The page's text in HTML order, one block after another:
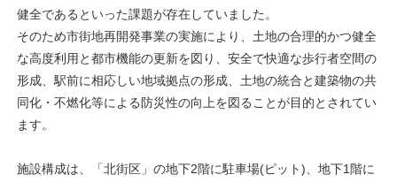
健全であるといった課題が存在していました。
そのため市街地再開発事業の実施により、土地の合理的かつ健全
な高度利用と都市機能の更新を図り、安全で快適な歩行者空間の
形成、駅前に相応しい地域拠点の形成、土地の統合と建築物の共
同化・不燃化等による防災性の向上を図ることが目的とされてい
ます。
施設構成は、「北街区」の地下2階に駐車場(ピット)、地下1階に